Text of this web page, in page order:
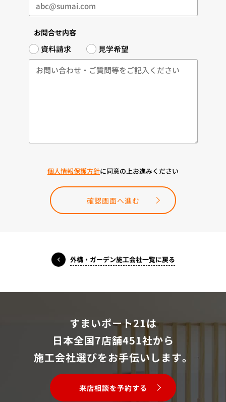
お問合せ内容
資料請求 見学希望
個人情報保護方針に同意の上お進みください
確認画面へ進む
外構・ガーデン施工会社一覧に戻る
すまいポート21は
日本全国7店舗451社から
施工会社選びをお手伝いします。
来店相談を予約する